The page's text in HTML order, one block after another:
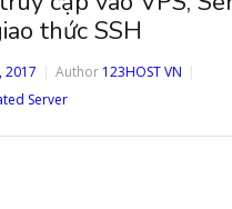
thức SSH
2017 Author 123HOST VN
Server